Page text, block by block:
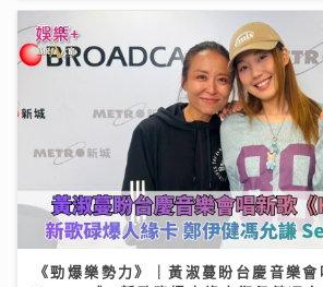
《勁爆樂勢力》｜黃淑蔓盼台慶音樂